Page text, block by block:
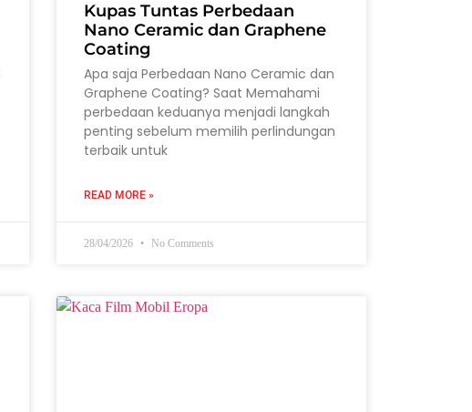
Kupas Tuntas Perbedaan
Nano Ceramic dan Graphene
Coating
Apa saja Perbedaan Nano Ceramic dan
Graphene Coating? Saat Memahami
perbedaan keduanya menjadi langkah
penting sebelum memilih perlindungan
terbaik untuk
READ MORE »
28/04/2026 No Comments